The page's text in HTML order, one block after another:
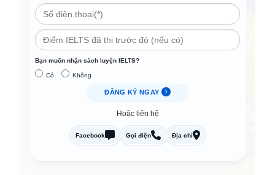
Bạn muốn nhận sách luyện IELTS?
Có Không
ĐĂNG KÝ NGAY
Hoặc liên hệ
Facebook Gọi điện Địa chỉ